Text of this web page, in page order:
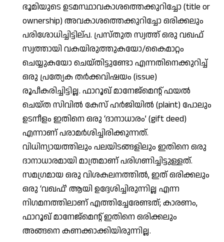
ഭൂമിയുടെ ഉടമസ്ഥാവകാശത്തെക്കുറിച്ചോ (title or
ownership) അവകാശത്തെക്കുറിച്ചോ ഒരിക്കലും
പരിശോധിച്ചിട്ടില്പ. പ്രസ്തുത സ്വത്ത് ഒരു വഖഫ്
സ്വത്തായി വകയിരുത്തുകയോ/കൈമാറ്റം
ചെയ്യുകയോ ചെയ്തിട്ടുണ്ടോ എന്നതിനെക്കുറിച്ച്
ഒരു പ്രത്യേക തർക്കവിഷയം (issue)
രൂപീകരിച്ചിട്ടില്ല. ഫാറൂഖ് മാനേജ്‌മെന്റ് ഫയൽ
ചെയ്ത സിവിൽ കേസ് ഹർജിയിൽ (plaint) പോലും
ഉടനീളം ഇതിനെ ഒരു ‘ദാനാധാരം’ (gift deed)
എന്നാണ് പരാമർശിച്ചിരിക്കുന്നത്.
വിധിന്യായത്തിലും പലയിടങ്ങളിലും ഇതിനെ ഒരു
ദാനാധാരമായി മാത്രമാണ് പരിഗണിച്ചിട്ടുള്ളത്.
സമഗ്രമായ ഒരു വിശകലനത്തിൽ, ഇത് ഒരിക്കലും
ഒരു ‘വഖഫ്’ ആയി ഉദ്ദേശിച്ചിരുന്നില്ല എന്ന
നിഗമനത്തിലാണ് എത്തിച്ചേരേണ്ടത്; കാരണം,
ഫാറൂഖ് മാനേജ്‌മെന്റ് ഇതിനെ ഒരിക്കലും
അങ്ങനെ കണക്കാക്കിയിരുന്നില്ല.